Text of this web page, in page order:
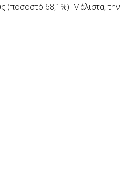
(ποσοστό 68,1%). Μάλιστα, την